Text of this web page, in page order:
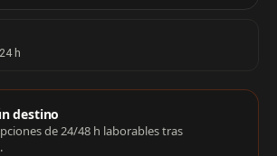
h
de compra
destino
de 24/48 h laborables tras